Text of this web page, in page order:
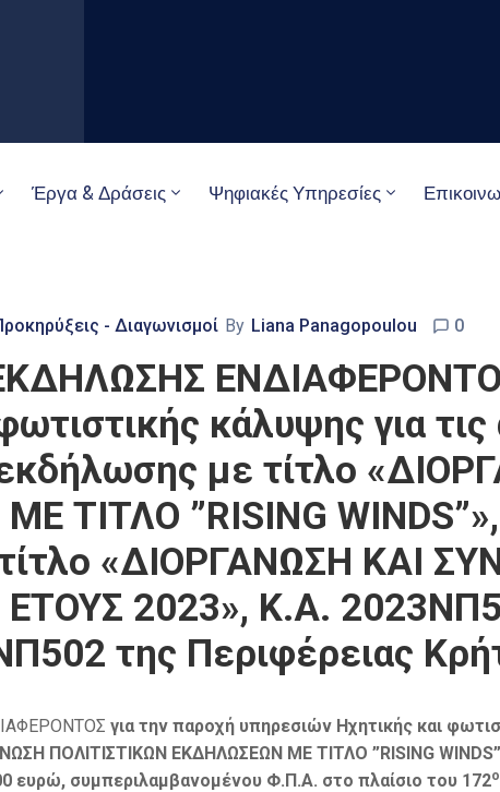
Έργα & Δράσεις Ψηφιακές Υπηρεσίες
- Διαγωνισμοί By Liana Panagopoulou 0
κάλυψης για
εκδήλωσης με τίτλο
ΤΙΤΛΟ ”RISING
«ΔΙΟΡΓΑΝΩΣΗ ΚΑΙ
2023», Κ.Α.
της Περιφέρειας
για την παροχή υπηρεσιών Ηχητικής και
ΠΟΛΙΤΙΣΤΙΚΩΝ ΕΚΔΗΛΩΣΕΩΝ ΜΕ ΤΙΤΛΟ ”RISING
ευρώ, συμπεριλαμβανομένου Φ.Π.Α. στο πλαίσιο του 172